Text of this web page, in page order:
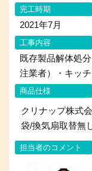
完工時期
2021年7月
工事内容
既存製品解体処
注業者）・キッチ
商品仕様
クリナップ株式
袋/換気扇取替無
担当者のコメント